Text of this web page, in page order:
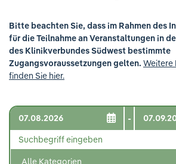
Ausbildung & Studium
Jobs & Karriere
Der Klinikverbund Südwest
Standorte & Kontakt
Bitte beachten Sie, dass im Rahmen des
für die Teilnahme an Veranstaltungen in
des Klinikverbundes Südwest bestimmte
Zugangsvoraussetzungen gelten. Weitere
finden Sie hier.
-